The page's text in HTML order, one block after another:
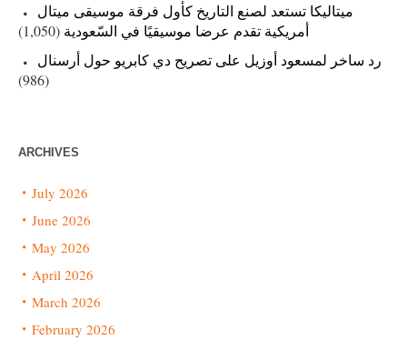
ميتاليكا تستعد لصنع التاريخ كأول فرقة موسيقى ميتال
أمريكية تقدم عرضا موسيقيًا في السّعودية (1,050)
رد ساخر لمسعود أوزيل على تصريح دي كابريو حول أرسنال
(986)
ARCHIVES
July 2026
June 2026
May 2026
April 2026
March 2026
February 2026